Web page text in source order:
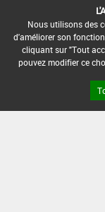
INTERVALLE
-
DATE DE
Nous utilisons des
d'améliorer son
cliquant sur "Tout
pouvez modifier ce